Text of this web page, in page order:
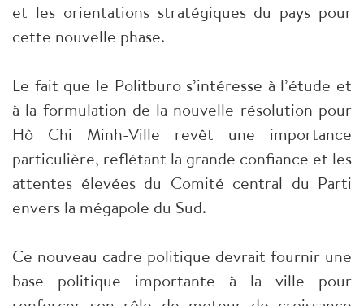
et les orientations stratégiques du pays pour
cette nouvelle phase.
Le fait que le Politburo s’intéresse à l’étude et
à la formulation de la nouvelle résolution pour
Hô Chi Minh-Ville revêt une importance
particulière, reflétant la grande confiance et les
attentes élevées du Comité central du Parti
envers la mégapole du Sud.
Ce nouveau cadre politique devrait fournir une
base politique importante à la ville pour